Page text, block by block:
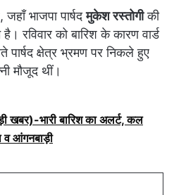
भाजपा पार्षदमुकेश रस्तोगीकी
रविवार को बारिश के कारण वार्ड
क्षेत्र भ्रमण पर निकले हुए
मौजूद थीं।
खबर)-भारी बारिश का अलर्ट, कल
आंगनबाड़ी